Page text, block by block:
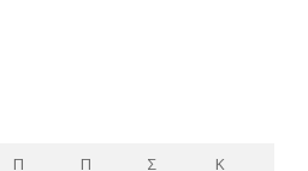
Π Π Σ
Κ